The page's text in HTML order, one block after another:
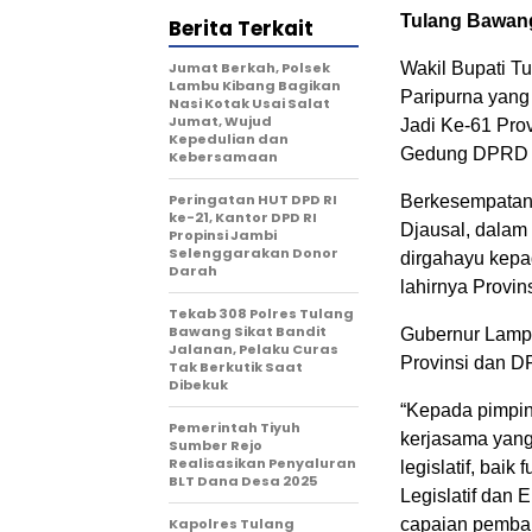
Tulang
Wakil Bupati
Paripurna
Jadi Ke-61
Gedung
Djausal,
dirgahayu
lahirnya
Gubernur
Provinsi dan
“Kepada
kerjasama
legislatif, baik
Legislatif dan
capaian
Berita Terkait
Jumat Berkah, Polsek
Lambu Kibang Bagikan
Nasi Kotak Usai Salat
Jumat, Wujud
Kepedulian dan
Kebersamaan
Peringatan HUT DPD RI
ke-21, Kantor DPD RI
Propinsi Jambi
Selenggarakan Donor
Darah
Tekab 308 Polres Tulang
Bawang Sikat Bandit
Jalanan, Pelaku Curas
Tak Berkutik Saat
Dibekuk
Pemerintah Tiyuh
Sumber Rejo
Realisasikan Penyaluran
BLT Dana Desa 2025
Kapolres Tulang